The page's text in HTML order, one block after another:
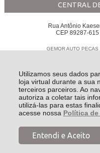
Utilizamos seus dados
loja virtual durante a sua
terceiros parceiros. Ao
autoriza a coletar tais
utilizá-las para estas
acesse nossa Política
Entendi e Aceito
CENTRAL
Rua Antônio
CEP 89287-
GEMOR AUTO